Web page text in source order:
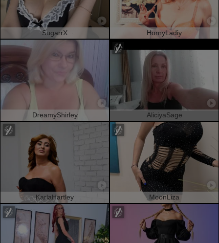
SugarrX HornyLadiy
DreamyShirley AliciyaSage
KarlaHartley MoonLiza